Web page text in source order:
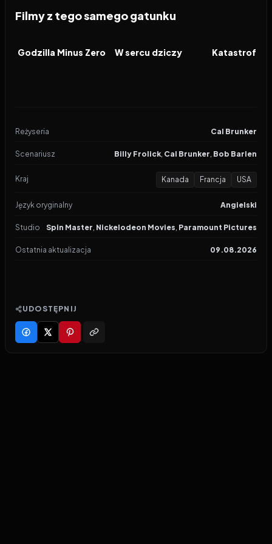
Filmy z tego samego gatunku
FILM
Godzilla Minus Zero FILM
W sercu dziczy FILM
Katastrofa
Reżyseria Cal Brunker
Scenariusz Billy Frolick, Cal Brunker, Bob Barlen
Kraj Kanada Francja USA
Język oryginalny Angielski
Studio Spin Master, Nickelodeon Movies, Paramount Pictures
Ostatnia aktualizacja 09.08.2026
UDOSTĘPNIJ